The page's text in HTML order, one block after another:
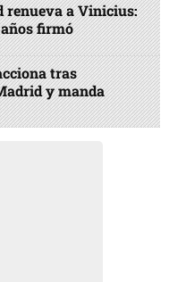
renueva a Vinicius:
firmó
tras
y manda